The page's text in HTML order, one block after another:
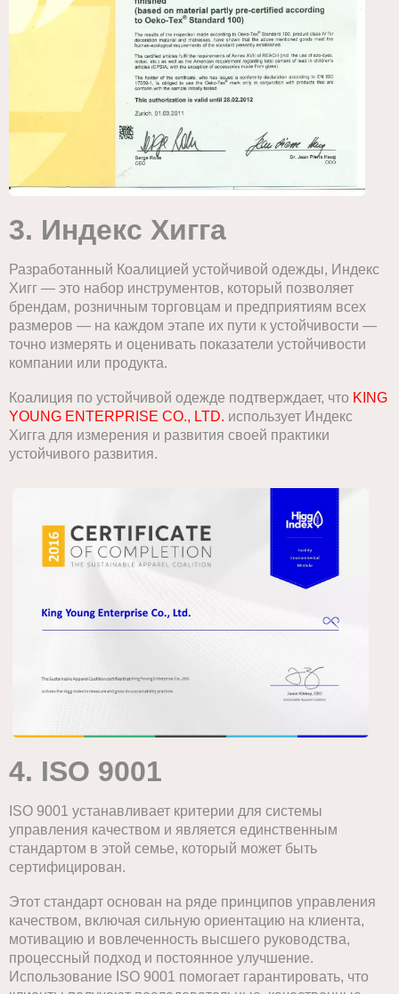
3. Индекс Хигга
Разработанный Коалицией устойчивой одежды, Индекс
Хигг — это набор инструментов, который позволяет
брендам, розничным торговцам и предприятиям всех
размеров — на каждом этапе их пути к устойчивости —
точно измерять и оценивать показатели устойчивости
компании или продукта.
Коалиция по устойчивой одежде подтверждает, что KING
YOUNG ENTERPRISE CO., LTD. использует Индекс
Хигга для измерения и развития своей практики
устойчивого развития.
4. ISO 9001
ISO 9001 устанавливает критерии для системы
управления качеством и является единственным
стандартом в этой семье, который может быть
сертифицирован.
Этот стандарт основан на ряде принципов управления
качеством, включая сильную ориентацию на клиента,
мотивацию и вовлеченность высшего руководства,
процессный подход и постоянное улучшение.
Использование ISO 9001 помогает гарантировать, что